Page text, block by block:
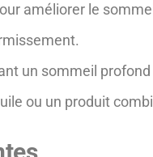
améliorer le
un sommeil
ou un produit